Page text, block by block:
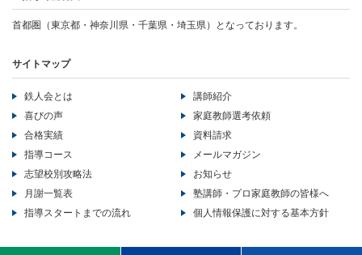
首都圏（東京都・神奈川県・千葉県・埼玉県）となっております。
サイトマップ
鉄人会とは
喜びの声
合格実績
指導コース
志望校別攻略法
月謝一覧表
指導スタートまでの流れ
講師紹介
家庭教師選考依頼
資料請求
メールマガジン
お知らせ
塾講師・プロ家庭教師の皆様へ
個人情報保護に対する基本方針